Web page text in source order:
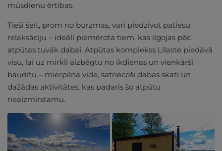
mūsdienu ērtības.
Tieši šeit, prom no burzmas, vari piedzīvot patiesu
relaksāciju – ideāli piemērota tiem, kas ilgojas pēc
atpūtas tuvāk dabai. Atpūtas komplekss Lilaste piedāvā
visu, lai uz mirkli aizbēgtu no ikdienas un vienkārši
baudītu – mierpilna vide, satriecoši dabas skati un
dažādas aktivitātes, kas padarīs šo atpūtu
neaizmirstamu.